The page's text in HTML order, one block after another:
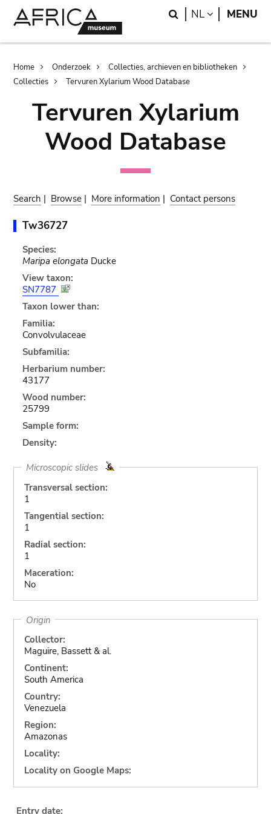
Search
NL LANGUAGE
MENU
Breadcrumb
Home Onderzoek
Collecties, archieven en bibliotheken
Collecties
Tervuren Xylarium Wood Database
Tervuren Xylarium
Wood Database
Search | Browse | More information | Contact persons
Tw36727
Species:
Maripa elongata Ducke
View taxon:
SN7787
Taxon lower than:
Familia:
Convolvulaceae
Subfamilia:
Herbarium number:
43177
Wood number:
25799
Sample form:
Density:
Microscopic slides
Transversal section:
1
Tangential section:
1
Radial section:
1
Maceration:
No
Origin
Collector:
Maguire, Bassett & al.
Continent:
South America
Country:
Venezuela
Region:
Amazonas
Locality:
Locality on Google Maps:
Entry date: